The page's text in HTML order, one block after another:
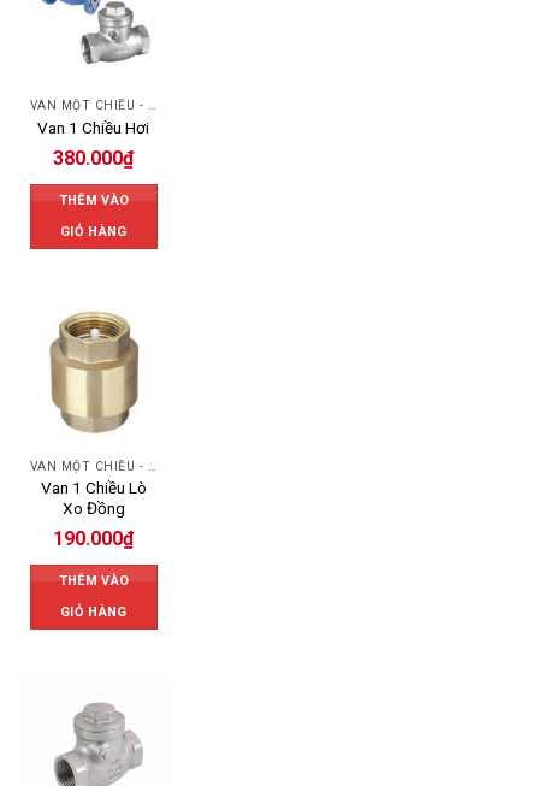
VAN MỘT CHIỀU - SWING CHECK VALVE
Van 1 Chiều Hơi
380.000₫
THÊM VÀO
GIỎ HÀNG
Van 1 Chiều Lò
Xo Đồng
190.000₫
THÊM VÀO
GIỎ HÀNG